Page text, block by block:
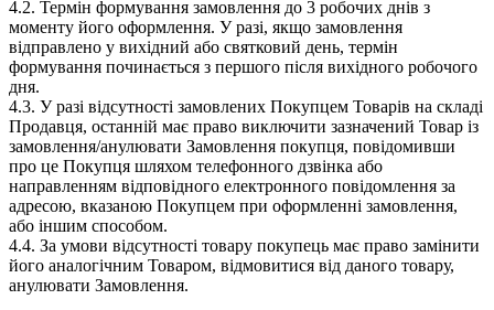
4.2. Термін формування замовлення до 3 робочих днів з
моменту його оформлення. У разі, якщо замовлення
відправлено у вихідний або святковий день, термін
формування починається з першого після вихідного робочого
дня.
4.3. У разі відсутності замовлених Покупцем Товарів на складі
Продавця, останній має право виключити зазначений Товар із
замовлення/анулювати Замовлення покупця, повідомивши
про це Покупця шляхом телефонного дзвінка або
направленням відповідного електронного повідомлення за
адресою, вказаною Покупцем при оформленні замовлення,
або іншим способом.
4.4. За умови відсутності товару покупець має право замінити
його аналогічним Товаром, відмовитися від даного товару,
анулювати Замовлення.